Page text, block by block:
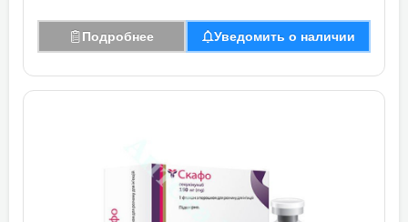
Подробнее Уведомить о наличии